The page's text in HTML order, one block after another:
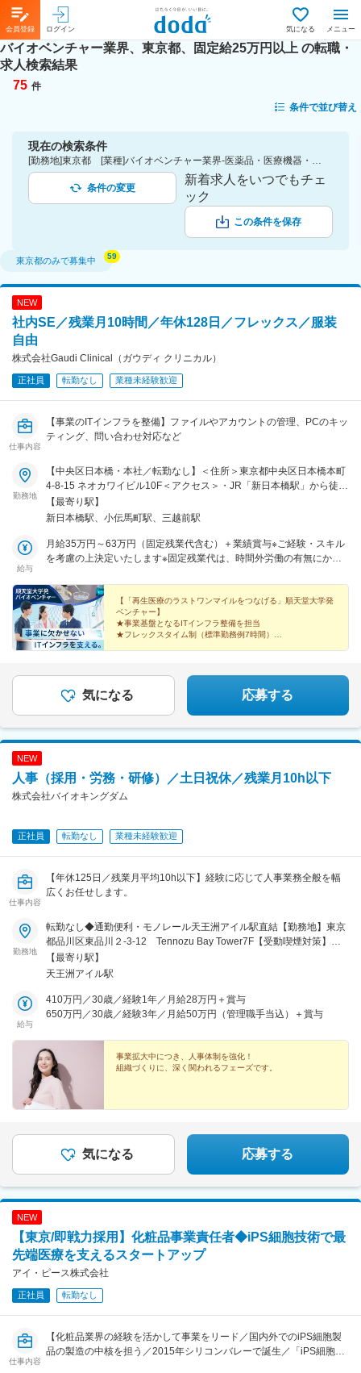
会員登録 ログイン 気になる メニュー
バイオベンチャー業界、東京都、固定給25万円以上 の転職・
求人検索結果
75 件
条件で並び替え
現在の検索条件
[勤務地]東京都 [業種]バイオベンチャー業界-医薬品・医療機器・ライフサイエンス・医療系サービス [詳細条件](待遇・福利厚生)固定給25万円以上
条件の変更
新着求人をいつでもチェ
ック
この条件を保存
東京都のみで募集中
NEW
社内SE／残業月10時間／年休128日／フレックス／服装
自由
株式会社Gaudi Clinical（ガウディ クリニカル）
正社員 転勤なし 業種未経験歓迎
仕事内容
【事業のITインフラを整備】ファイルやアカウントの管理、PCのキッ
ティング、問い合わせ対応など
勤務地
【中央区日本橋・本社／転勤なし】＜住所＞東京都中央区日本橋本町
4-8-15 ネオカワイビル10F＜アクセス＞・JR「新日本橋駅」から徒歩
1分、「神田駅」から徒歩8分・東京メトロ「三越前駅」から徒歩5
分、「小伝馬町駅」から徒歩5分※受動喫煙対策あり（屋内全面禁煙）
【最寄り駅】
新日本橋駅、小伝馬町駅、三越前駅
給与
月給35万円～63万円（固定残業代含む）＋業績賞与※ご経験・スキル
を考慮の上決定いたします※固定残業代は、時間外労働の有無にかか
る時間外労働分は追加で支給）
【「再生医療のラストワンマイルをつなげる」順天堂大学発
ベンチャー】
★事業基盤となるITインフラ整備を担当
★フレックスタイム制（標準勤務例7時間）
気になる 応募する
NEW
人事（採用・労務・研修）／土日祝休／残業月10h以下
株式会社バイオキングダム
正社員 転勤なし 業種未経験歓迎
仕事内容
【年休125日／残業月平均10h以下】経験に応じて人事業務全般を幅
広くお任せします。
勤務地
転勤なし◆通勤便利・モノレール天王洲アイル駅直結【勤務地】東京
都品川区東品川２-3-12 Tennozu Bay Tower7F【受動喫煙対策】あ
り／ビル内喫煙所あり
【最寄り駅】
天王洲アイル駅
給与
410万円／30歳／経験1年／月給28万円＋賞与
650万円／30歳／経験3年／月給50万円（管理職手当込）＋賞与
事業拡大中につき、人事体制を強化！
組織づくりに、深く関われるフェーズです。
気になる 応募する
NEW
【東京/即戦力採用】化粧品事業責任者◆iPS細胞技術で最
先端医療を支えるスタートアップ
アイ・ピース株式会社
正社員 転勤なし
仕事内容
【化粧品業界の経験を活かして事業をリード／国内外でのiPS細胞製
品の製造の中核を担う／2015年シリコンバレーで誕生／「iPS細胞技